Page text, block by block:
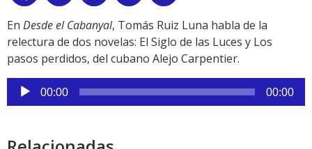
Link
En Desde el Cabanyal, Tomás Ruiz Luna habla de la
relectura de dos novelas: El Siglo de las Luces y Los
pasos perdidos, del cubano Alejo Carpentier.
Reproductor
de
00:00 00:00